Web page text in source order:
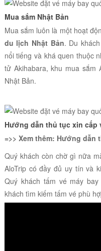
Mua sắm Nhật Bản
Mua sắm luôn là một hoạt
du lịch Nhật Bản. Du
nổi tiếng và khá quen thuộc
tử Akihabara, khu mua sắm
Nhật Bản.
Hướng dẫn thủ tục xin cấp
=>> Xem thêm: Hướng dẫn
Quý khách còn chờ gì nữa
AloTrip có đầy đủ uy tín và
Quý khách tấm vé máy
khách tìm kiếm tấm vé phù